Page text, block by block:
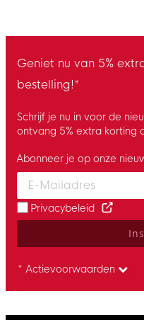
Geniet nu van 5%
bestelling!*
Schrijf je nu in voor de
ontvang 5% extra korting
Enter your email and
Abonneer je op onze
Privacybeleid
* Actievoorwaarden